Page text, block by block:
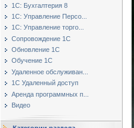
1С: Бухгалтерия 8
1С: Управление Персо...
1С: Управление торго...
Сопровождение 1С
Обновление 1С
Обучение 1С
Удаленное обслуживан...
1С Удаленный доступ
Аренда программных п...
Видео